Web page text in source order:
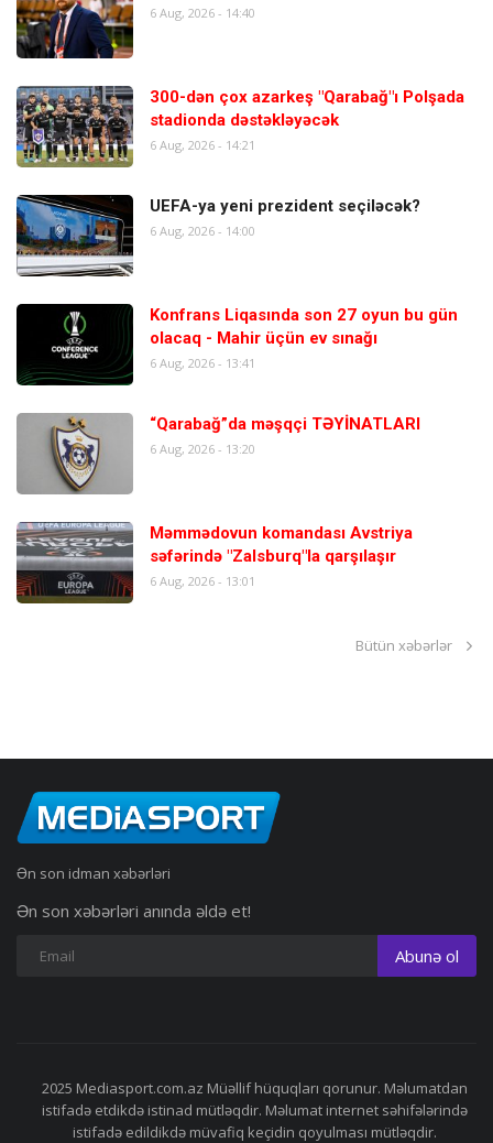
6 Aug, 2026 - 14:40
300-dən çox azarkeş "Qarabağ"ı Polşada
stadionda dəstəkləyəcək
6 Aug, 2026 - 14:21
UEFA-ya yeni prezident seçiləcək?
6 Aug, 2026 - 14:00
Konfrans Liqasında son 27 oyun bu gün
olacaq - Mahir üçün ev sınağı
6 Aug, 2026 - 13:41
“Qarabağ”da məşqçi TƏYİNATLARI
6 Aug, 2026 - 13:20
Məmmədovun komandası Avstriya
səfərində "Zalsburq"la qarşılaşır
6 Aug, 2026 - 13:01
Bütün xəbərlər
Ən son idman xəbərləri
Ən son xəbərləri anında əldə et!
Abunə ol
2025 Mediasport.com.az Müəllif hüquqları qorunur. Məlumatdan
istifadə etdikdə istinad mütləqdir. Məlumat internet səhifələrində
istifadə edildikdə müvafiq keçidin qoyulması mütləqdir.